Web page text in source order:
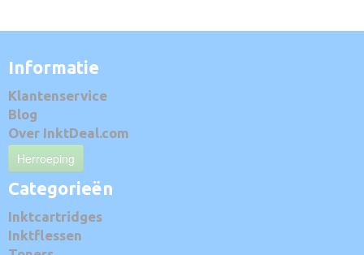
Informatie
Klantenservice
Blog
Over InktDeal.com
Herroeping
Categorieën
Inktcartridges
Inktflessen